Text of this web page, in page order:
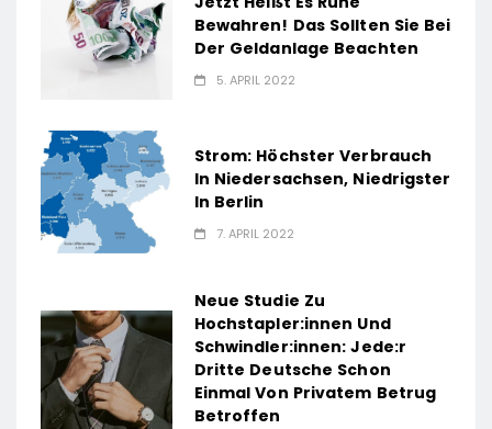
Bewahren! Das Sollten Sie Bei
Der Geldanlage Beachten
5. APRIL 2022
Strom: Höchster Verbrauch
In Niedersachsen, Niedrigster
In Berlin
7. APRIL 2022
Neue Studie Zu
Hochstapler:innen Und
Schwindler:innen: Jede:r
Dritte Deutsche Schon
Einmal Von Privatem Betrug
Betroffen